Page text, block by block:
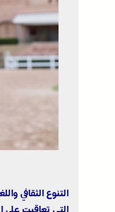
التنوع الثقافي
التي تعاقبت على